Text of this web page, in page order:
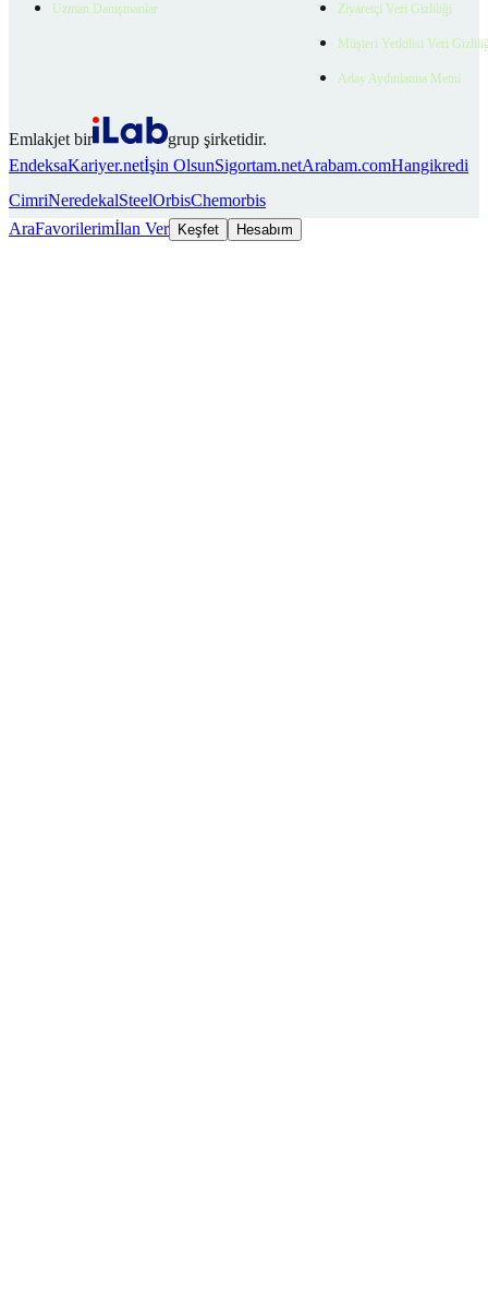
Uzman Danışmanlar Ziyaretçi Veri Gizliliği
Müşteri Yetkilisi Veri
Aday Aydınlatma Metni
Emlakjet bir
grup şirketidir.
EndeksaKariyer.netİşin OlsunSigortam.netArabam.comHangikredi
CimriNeredekalSteelOrbisChemorbis
AraFavorilerimİlan Ver Keşfet Hesabım